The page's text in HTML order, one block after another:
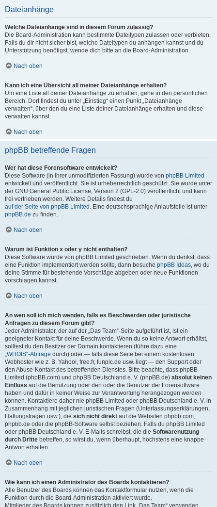
Dateianhänge
Welche Dateianhänge sind in diesem Forum zulässig?
Die Board-Administration kann bestimmte Dateitypen zulassen oder verbieten.
Falls du dir nicht sicher bist, welche Dateitypen du anhängen kannst und du
Unterstützung benötigst, wende dich bitte an die Board-Administration.
Nach oben
Kann ich eine Übersicht all meiner Dateianhänge erhalten?
Um eine Liste all deiner Dateianhänge zu erhalten, gehe in den persönlichen
Bereich. Dort findest du unter „Einstieg“ einen Punkt „Dateianhänge
verwalten“, über den du eine Liste deiner Dateianhänge erhalten und diese
verwalten kannst.
Nach oben
phpBB betreffende Fragen
Wer hat diese Forensoftware entwickelt?
Diese Software (in ihrer unmodifizierten Fassung) wurde von phpBB Limited
entwickelt und veröffentlicht. Sie ist urheberrechtlich geschützt. Sie wurde unter
der GNU General Public License, Version 2 (GPL-2.0) veröffentlicht und kann
frei vertrieben werden. Weitere Details findest du
auf der Seite von phpBB Limited . Eine deutschsprachige Anlaufstelle ist unter
phpBB.de zu finden.
Nach oben
Warum ist Funktion x oder y nicht enthalten?
Diese Software wurde von phpBB Limited geschrieben. Wenn du denkst, dass
eine Funktion implementiert werden sollte, dann besuche phpBB Ideas, wo du
deine Stimme für bestehende Vorschläge abgeben oder neue Funktionen
vorschlagen kannst.
Nach oben
An wen soll ich mich wenden, falls es Beschwerden oder juristische
Anfragen zu diesem Forum gibt?
Jeder Administrator, der auf der „Das Team“-Seite aufgeführt ist, ist ein
geeigneter Kontakt für deine Beschwerde. Wenn du so keine Antwort erhältst,
solltest du den Besitzer der Domain kontaktieren (führe dazu eine
„WHOIS“-Abfrage durch) oder — falls diese Seite bei einem kostenlosen
Webhoster wie z. B. Yahoo!, free.fr, funpic.de usw. liegt — den Support oder
den Abuse-Kontakt des betreffenden Dienstes. Bitte beachte, dass phpBB
Limited (phpBB.com) und phpBB Deutschland e. V. (phpBB.de) absolut keinen
Einfluss auf die Benutzung oder den oder die Benutzer der Forensoftware
haben und dafür in keiner Weise zur Verantwortung herangezogen werden
können. Kontaktiere daher nie phpBB Limited oder phpBB Deutschland e. V. in
Zusammenhang mit jeglichen juristischen Fragen (Unterlassungserklärungen,
Haftungsfragen usw.), die sich nicht direkt auf die Websiten phpbb.com,
phpbb.de oder die phpBB-Software selbst beziehen. Falls du phpBB Limited
oder phpBB Deutschland e. V. E-Mails schreibst, die die Softwarenutzung
durch Dritte betreffen, so wirst du, wenn überhaupt, höchstens eine knappe
Antwort erhalten.
Nach oben
Wie kann ich einen Administrator des Boards kontaktieren?
Alle Benutzer des Boards können das Kontaktformular nutzen, wenn die
Funktion durch die Board-Administration aktiviert wurde.
Mitglieder des Boards können zusätzlich den Link „Das Team“ verwenden.